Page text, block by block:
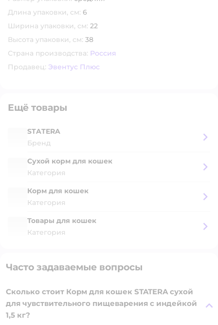
Длина упаковки, см: 6
Ширина упаковки, см: 22
Высота упаковки, см: 38
Страна производства: Россия
Продавец: Эвентус Плюс
Ещё товары
STATERA
Бренд
Сухой корм для кошек
Категория
Корм для кошек
Категория
Товары для кошек
Категория
Часто задаваемые вопросы
Сколько стоит Корм для кошек STATERA сухой
для чувствительного пищеварения с индейкой
1,5 кг?